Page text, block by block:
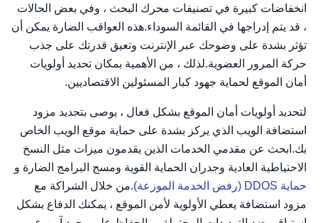
انخفاضات كبيرة في تصنيفات محرك البحث ، وفي بعض الحالات
، قد يتم إدراجها في القائمة السوداء.هذه العواقب الضارة يمكن أن
تؤثر بشدة على وضوحك عبر الإنترنت وتعيق قدرتك على جذب
حركة المرور العضوية.لذلك ، من الأهمية بمكان تحديد أولويات
أمان الموقع لحماية جهود كبار المسئولين الاقتصاديين.
لتحديد أولويات أمان الموقع بشكل فعال ، يوصى بتحديد مزود
استضافة الويب الذي يركز بشدة على حماية موقع الويب الخاص
بك.ابحث عن مقدمي الخدمات الذين يقدمون ميزات مثل النسخ
الاحتياطية العادية وجدران الحماية القوية ومسح البرامج الضارة و
حماية DDOS (رفض الخدمة الموزعة)
.من خلال الشراكة مع
مزود استضافة يعطي الأولوية لأمن الموقع ، يمكنك الدفاع بشكل